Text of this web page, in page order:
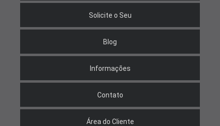
Solicite o Seu
Blog
Informações
Contato
Área do Cliente